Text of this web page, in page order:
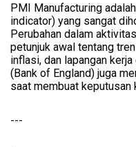
PMI Manufacturing
indicator) yang sangat
Perubahan dalam
petunjuk awal tentang
inflasi, dan lapangan
(Bank of England) juga
saat membuat keputusan
---